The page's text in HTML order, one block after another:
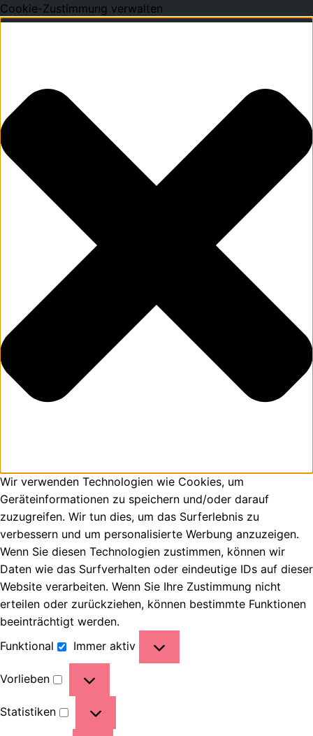
Cookie-Zustimmung verwalten
Wir verwenden Technologien wie Cookies, um
Geräteinformationen zu speichern und/oder darauf
zuzugreifen. Wir tun dies, um das Surferlebnis zu
verbessern und um personalisierte Werbung anzuzeigen.
Wenn Sie diesen Technologien zustimmen, können wir
Daten wie das Surfverhalten oder eindeutige IDs auf dieser
Website verarbeiten. Wenn Sie Ihre Zustimmung nicht
erteilen oder zurückziehen, können bestimmte Funktionen
beeinträchtigt werden.
Funktional
Immer aktiv
Vorlieben
Statistiken